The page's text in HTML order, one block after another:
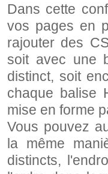
Dans cette
vos pages en
rajouter des
soit avec une
distinct, soit
chaque balise
mise en forme
Vous pouvez
la même
distincts,